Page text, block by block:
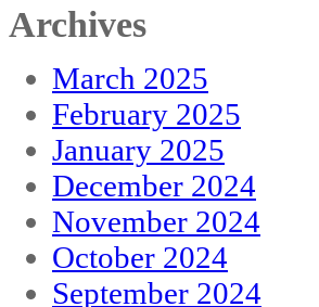
Archives
March 2025
February 2025
January 2025
December 2024
November 2024
October 2024
September 2024